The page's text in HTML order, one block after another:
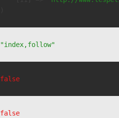
"index,follow"
false
false